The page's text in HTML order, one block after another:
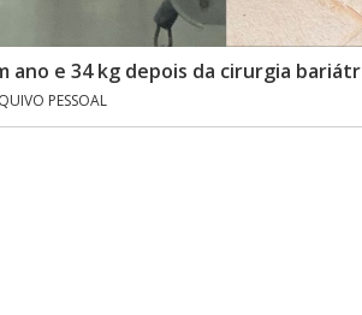
ano e 34 kg depois da cirurgia
PESSOAL